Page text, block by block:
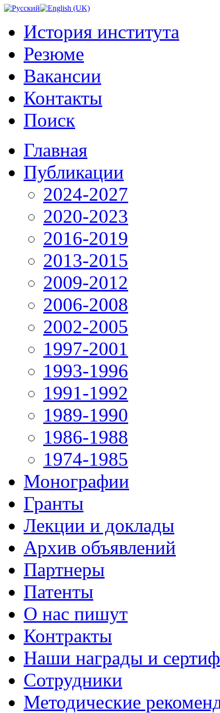
История института
Резюме
Вакансии
Контакты
Поиск
Главная
Публикации
2024-2027
2020-2023
2016-2019
2013-2015
2009-2012
2006-2008
2002-2005
1997-2001
1993-1996
1991-1992
1989-1990
1986-1988
1974-1985
Монографии
Гранты
Лекции и доклады
Архив объявлений
Партнеры
Патенты
О нас пишут
Контракты
Наши награды и
Сотрудники
Методические